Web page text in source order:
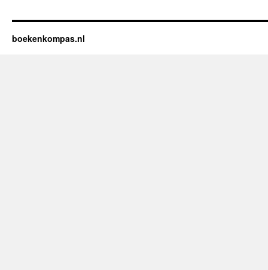
boekenkompas.nl